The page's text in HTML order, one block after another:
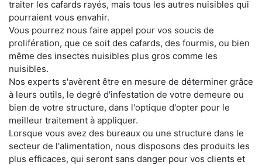
traiter les cafards rayés, mais tous les autres nuisibles qui
pourraient vous envahir.
Vous pourrez nous faire appel pour vos soucis de
prolifération, que ce soit des cafards, des fourmis, ou bien
même des insectes nuisibles plus gros comme les
nuisibles.
Nos experts s'avèrent être en mesure de déterminer grâce
à leurs outils, le degré d'infestation de votre demeure ou
bien de votre structure, dans l'optique d'opter pour le
meilleur traitement à appliquer.
Lorsque vous avez des bureaux ou une structure dans le
secteur de l'alimentation, nous disposons des produits les
plus efficaces, qui seront sans danger pour vos clients et